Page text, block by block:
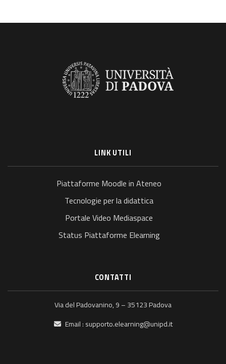
LINK UTILI
Piattaforme Moodle in Ateneo
Tecnologie per la didattica
Portale Video Mediaspace
Status Piattaforme Elearning
CONTATTI
Via del Padovanino, 9 – 35123 Padova
Email : supporto.elearning@unipd.it